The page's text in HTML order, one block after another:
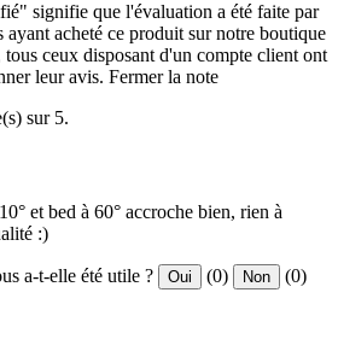
signifie que l'évaluation a été faite par
ayant acheté ce produit sur notre boutique
ceux disposant d'un compte client ont
leur avis. Fermer la note
sur 5.
et bed à 60° accroche bien, rien à
:)
a-t-elle été utile ? Oui (0) Non (0)